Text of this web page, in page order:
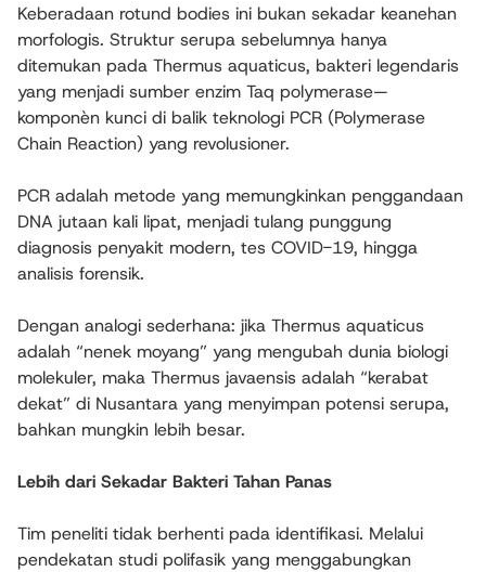
Keberadaan rotund bodies ini bukan sekadar keanehan
morfologis. Struktur serupa sebelumnya hanya
ditemukan pada Thermus aquaticus, bakteri legendaris
yang menjadi sumber enzim Taq polymerase—
komponèn kunci di balik teknologi PCR (Polymerase
Chain Reaction) yang revolusioner.
PCR adalah metode yang memungkinkan penggandaan
DNA jutaan kali lipat, menjadi tulang punggung
diagnosis penyakit modern, tes COVID-19, hingga
analisis forensik.
Dengan analogi sederhana: jika Thermus aquaticus
adalah “nenek moyang” yang mengubah dunia biologi
molekuler, maka Thermus javaensis adalah “kerabat
dekat” di Nusantara yang menyimpan potensi serupa,
bahkan mungkin lebih besar.
Lebih dari Sekadar Bakteri Tahan Panas
Tim peneliti tidak berhenti pada identifikasi. Melalui
pendekatan studi polifasik yang menggabungkan